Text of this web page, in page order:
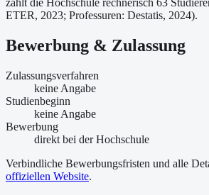
zählt die Hochschule rechnerisch 63
ETER, 2023; Professuren: Destatis, 2024).
Bewerbung & Zulassung
Zulassungsverfahren
keine Angabe
Studienbeginn
keine Angabe
Bewerbung
direkt bei der Hochschule
Verbindliche Bewerbungsfristen und alle
offiziellen Website.